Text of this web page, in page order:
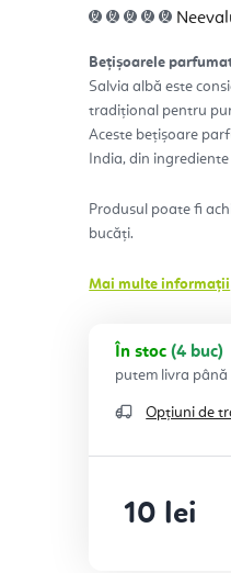
medie
este
din
stele.
Bețișoarele
Salvia albă este
tradițional pentru
Aceste bețișoare
India, din
Produsul poate fi
bucăți.
Mai multe informații
În stoc(4 buc)
Opțiuni de
10 lei